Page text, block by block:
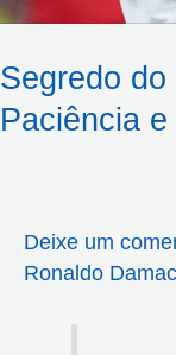
Segredo do
Paciência e
Deixe um
Ronaldo